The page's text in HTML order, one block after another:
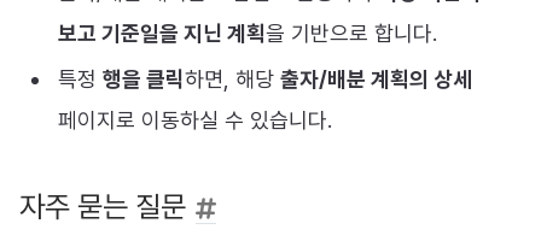
보고 기준일을 지닌 계획을 기반으로 합니다.
특정 행을 클릭하면, 해당 출자/배분 계획의 상세
페이지로 이동하실 수 있습니다.
자주 묻는 질문